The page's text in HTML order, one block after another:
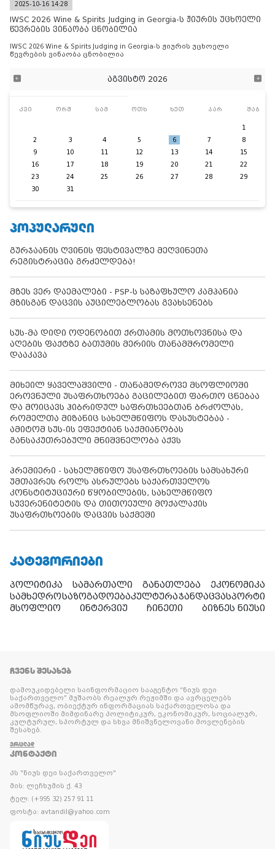
2025-10-16 14:28
IWSC 2026 Wine & Spirits Judging in Georgia-ს ჟიურის უცხოელი
წევრების ვინაობა ცნობილია
IWSC 2026 Wine & Spirits Judging in Georgia-ს ჟიურის უცხოელი
წევრების ვინაობა ცნობილია
აგვისტო 2026
კვი ორშ სამ ოთხ ხუთ პარ შაბ
1
2
3 4 5 6 7
8
9
10 11 12 13 14
15
16
17 18 19 20 21
22
23
24 25 26 27 28
29
30
31
ᲞᲝᲞᲣᲚᲐᲠᲣᲚᲘ
გურჯაანის ღვინის ფესტივალზე მეღვინეთა
რეგისტრაცია გრძელდება!
მზეს ვერ დაემალები - PSP-ს საზაფხულო კამპანია
მზისგან დაცვის აუცილებლობას გვახსენებს
სუს-მა დიდი ოდენობით ქრთამის მოთხოვნისა და
აღების ფაქტზე ბათუმის მერიის თანამშრომელი
დააკავა
მიხეილ ყაველაშვილი - თანამედროვე მსოფლიოში
ეროვნული უსაფრთხოება გაცილებით ფართო ცნებაა
და მოიცავს ჰიბრიდულ საფრთხეებთან ბრძოლას,
რომელთა მიზანიც სახელმწიფოს დასუსტებაა -
ამიტომ სუს-ის ეფექტიან საქმიანობას
განსაკუთრებული მნიშვნელობა აქვს
პრემიერი - სახელმწიფო უსაფრთხოების სამსახური
უმთავრეს როლს ასრულებს საქართველოს
კონსტიტუციური წყობილების, სახელმწიფო
სუვერენიტეტის და თითოეული მოქალაქის
უსაფრთხოების დაცვის საქმეში
ᲙᲐᲢᲔᲒᲝᲠᲘᲔᲑᲘ
პოლიტიკა სამართალი განათლება
ეკონომიკა
სამხედროსაზოგადოებაკულტურაჯანდაცვასპორტი
მსოფლიო
ინტერვიუ ჩინეთი ბიზნეს ნიუსი
ᲩᲕᲔᲜᲡ ᲨᲔᲡᲐᲮᲔᲑ
დამოუკიდებელი საინფორმაციო სააგენტო “ნიუს დეი
საქართველო” მუშაობს რეალურ რეჟიმში და ავრცელებს
ამომწურავ, ობიექტურ ინფორმაციას საქართველოსა და
მსოფლიოში მიმდინარე პოლიტიკურ, ეკონომიკურ, სოციალურ,
კულტურულ, სპორტულ და სხვა მნიშვნელოვანი მოვლენების
შესახებ.
ᲕᲠᲪᲚᲐᲓ
ᲙᲝᲜᲢᲐᲥᲢᲘ
პს "ნიუს დეი საქართველო"
მის: ლეჩხუმის ქ. 43
ტელ: (+995 32) 257 91 11
ფოსტა: avtandil@yahoo.com